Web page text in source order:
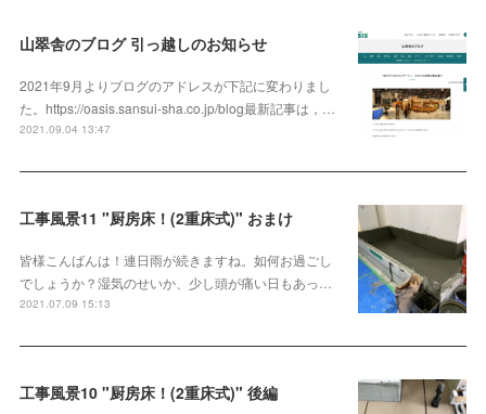
山翠舎のブログ 引っ越しのお知らせ
2021年9月よりブログのアドレスが下記に変わりまし
た。https://oasis.sansui-sha.co.jp/blog最新記事は，…
2021.09.04 13:47
工事風景11 "厨房床！(2重床式)" おまけ
皆様こんばんは！連日雨が続きますね。如何お過ごし
でしょうか？湿気のせいか、少し頭が痛い日もあっ…
2021.07.09 15:13
工事風景10 "厨房床！(2重床式)" 後編